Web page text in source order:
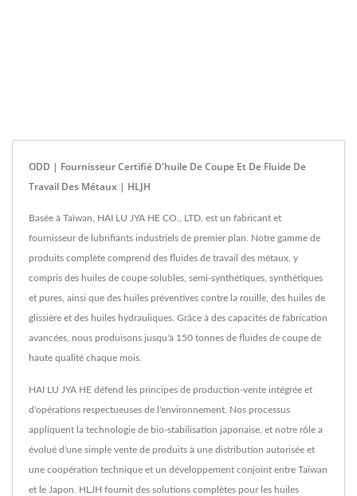
ODD | Fournisseur Certifié D'huile De Coupe Et De Fluide De
Travail Des Métaux | HLJH
Basée à Taïwan, HAI LU JYA HE CO., LTD. est un fabricant et
fournisseur de lubrifiants industriels de premier plan. Notre gamme de
produits complète comprend des fluides de travail des métaux, y
compris des huiles de coupe solubles, semi-synthétiques, synthétiques
et pures, ainsi que des huiles préventives contre la rouille, des huiles de
glissière et des huiles hydrauliques. Grâce à des capacités de fabrication
avancées, nous produisons jusqu'à 150 tonnes de fluides de coupe de
haute qualité chaque mois.
HAI LU JYA HE défend les principes de production-vente intégrée et
d'opérations respectueuses de l'environnement. Nos processus
appliquent la technologie de bio-stabilisation japonaise, et notre rôle a
évolué d'une simple vente de produits à une distribution autorisée et
une coopération technique et un développement conjoint entre Taïwan
et le Japon. HLJH fournit des solutions complètes pour les huiles